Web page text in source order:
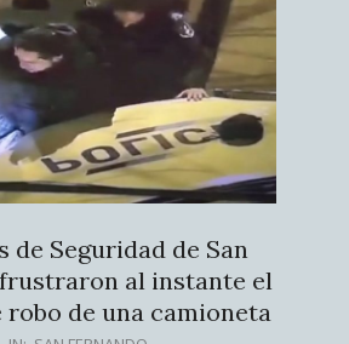
de Seguridad de San
al instante el
de una camioneta